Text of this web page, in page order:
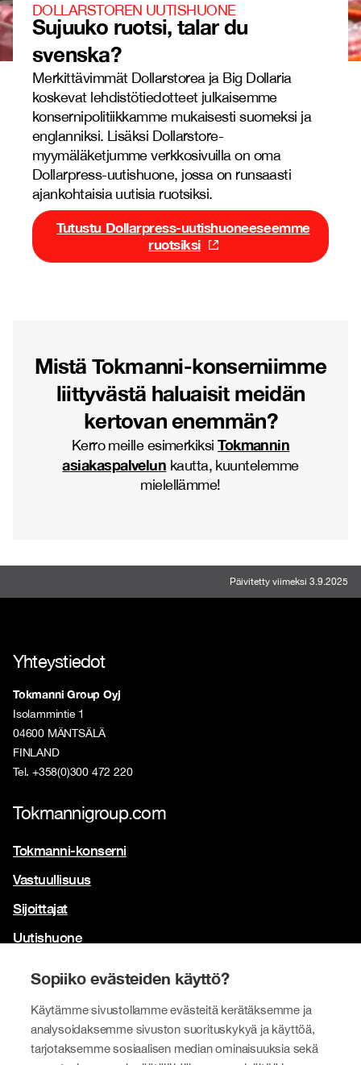
Sopiiko evästeiden käyttö?
Käytämme sivustollamme evästeitä kerätäksemme ja
analysoidaksemme sivuston suorituskykyä ja käyttöä,
tarjotaksemme sosiaalisen median ominaisuuksia sekä
DOLLARSTOREN UUTISHUONE
Sujuuko ruotsi, talar du
svenska?
Merkittävimmät Dollarstorea ja Big Dollaria
koskevat lehdistötiedotteet julkaisemme
konsernipolitiikkamme mukaisesti suomeksi ja
englanniksi. Lisäksi Dollarstore-
myymäläketjumme verkkosivuilla on oma
Dollarpress-uutishuone, jossa on runsaasti
ajankohtaisia uutisia ruotsiksi.
Tutustu Dollarpress-uutishuoneeseemme
ruotsiksi
Mistä Tokmanni-konserniimme
liittyvästä haluaisit meidän
kertovan enemmän?
Kerro meille esimerkiksiTokmannin
asiakaspalvelun kautta, kuuntelemme
mielellämme!
Päivitetty viimeksi 3.9.2025
Yhteystiedot
Tokmanni Group Oyj
Isolammintie 1
04600 MÄNTSÄLÄ
FINLAND
Tel. +358(0)300 472 220
Tokmannigroup.com
Tokmanni-konserni
Vastuullisuus
Sijoittajat
Uutishuone
Brändimme
Tokmanni
SPAR Suomi